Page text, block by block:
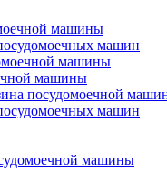
машины
машин
машины
машины
посудомоечной
машин
машины